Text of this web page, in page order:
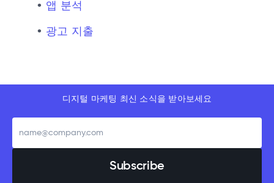
앱 분석
광고 지출
디지털 마케팅 최신 소식을 받아보세요